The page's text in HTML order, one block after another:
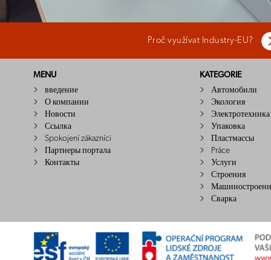
Proč využívat Industry-EU?
MENU
введение
О компании
Новости
Ссылка
Spokojení zákazníci
Партнеры портала
Контакты
KATEGORIE
Автомобили
Экология
Электротехника
Упаковка
Пластмассы
Práce
Услуги
Строения
Сварка